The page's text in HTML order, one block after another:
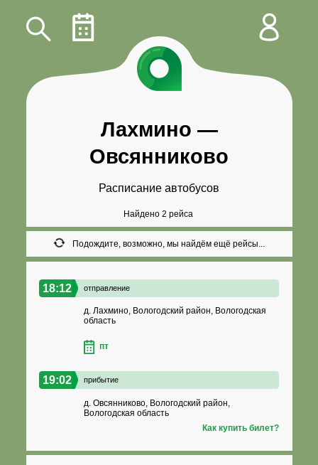
Лахмино —
Овсянниково
Расписание автобусов
Найдено 2 рейса
Подождите, возможно, мы найдём ещё рейсы...
18:12 отправление
д. Лахмино, Вологодский район, Вологодская
область
пт
19:02 прибытие
д. Овсянниково, Вологодский район,
Вологодская область
Как купить билет?